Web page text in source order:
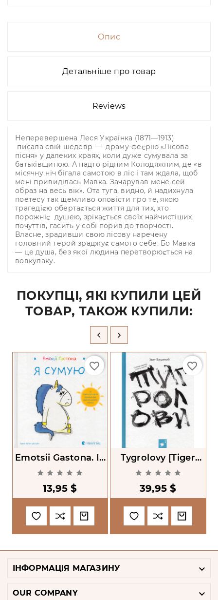
Опис
Детальніше про товар
Reviews
Неперевершена Леся Українка (1871—1913)
писала свій шедевр — драму-феєрію «Лісова
пісня» у далеких краях, коли дуже сумувала за
батьківщиною. А надто рідним Колодяжним, де «в
місячну ніч бігала самотою в ліс і там ждала, щоб
мені привиділась Мавка. Зачарував мене сей
образ на весь вік». Ота туга, видно, й надихнула
поетесу так щемливо оповісти про те, якою
трагедією обертається життя для тих, хто
порожніє душею, зрікається своїх найчистіших
почуттів, гасить у собі порив до творчості.
Власне, зрадивши свою лісову наречену
головний герой зраджує самого себе. Бо Мавка
— це душа, без якої людина перетворюється на
вовкулаку.
ПОКУПЦІ, ЯКІ КУПИЛИ ЦЕЙ
ТОВАР, ТАКОЖ КУПИЛИ:
 
Emotsii Gastona. Ia
Sumno [LIttle
Unicorn Is Sad]
    
13,95 $
favorite_border
Tygrolovy [Tiger
Hunters]
    
39,95 $
favorite_border
ІНФОРМАЦІЯ МАГАЗИНУ 
OUR COMPANY 